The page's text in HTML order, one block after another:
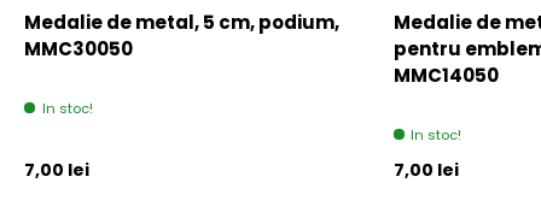
Medalie de metal, 5 cm, podium,
MMC30050
In stoc!
Pret initial
7,00 lei
Medalie de
pentru
MMC14050
In stoc!
Pret initial
7,00 lei